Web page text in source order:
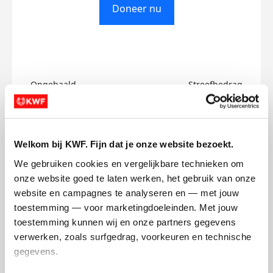
Welkom bij KWF. Fijn dat je onze website bezoekt.
We gebruiken cookies en vergelijkbare technieken om
onze website goed te laten werken, het gebruik van onze
website en campagnes te analyseren en — met jouw
toestemming — voor marketingdoeleinden. Met jouw
toestemming kunnen wij en onze partners gegevens
verwerken, zoals surfgedrag, voorkeuren en technische
gegevens.
Doneer nu
Opgehaald
€0
Streefbedrag
€300
Renata's badges